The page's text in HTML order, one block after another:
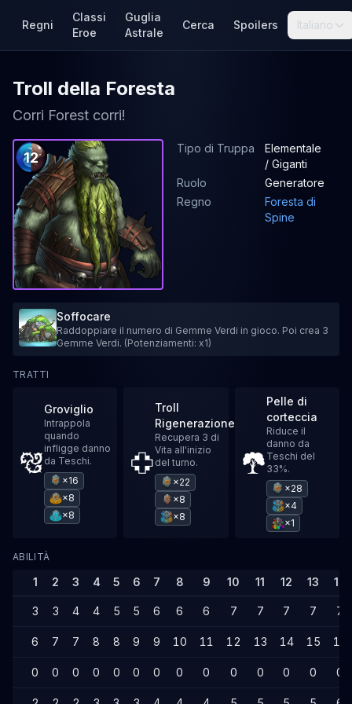
Regni
Classi
Eroe
Guglia
Astrale
Cerca Spoilers Italiano
Troll della Foresta
Corri Forest corri!
12
Tipo di Truppa
Elementale
/ Giganti
Ruolo
Generatore
Regno
Foresta di
Spine
Soffocare
Raddoppiare il numero di Gemme Verdi in gioco. Poi crea 3
Gemme Verdi. (Potenziamenti: x1)
TRATTI
Groviglio
Intrappola
quando
infligge danno
da Teschi.
×16
×8
×8
Troll
Rigenerazione
Recupera 3 di
Vita all'inizio
del turno.
×22
×8
×8
Pelle di
corteccia
Riduce il
danno da
Teschi del
33%.
×28
×4
×1
ABILITÀ
1 2 3 4 5 6 7 8 9 10 11 12 13 14
3 3 4 4 5 5 6 6 6 7 7 7 7 7
6 7 7 8 8 9 9 10 11 12 13 14 15 15
0 0 0 0 0 0 0 0 0 0 0 0 0 0